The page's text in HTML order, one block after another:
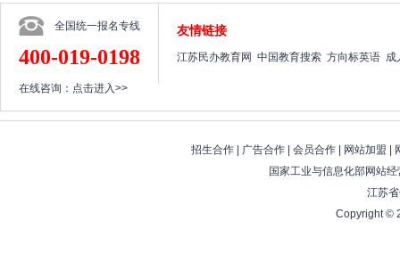
全国统一报名专线
400-019-0198
在线咨询： 点击进入>>
友情链接
江苏民办教育网 中国教育搜索 方向标英语 成
招生合作| 广告合作| 会员合作| 网站加盟
国家工业与信息化部网站
江苏
Copyright ©